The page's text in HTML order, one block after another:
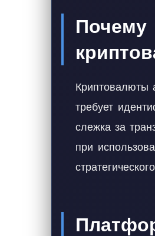
Почему
Криптовалюты
требует
слежка за
при